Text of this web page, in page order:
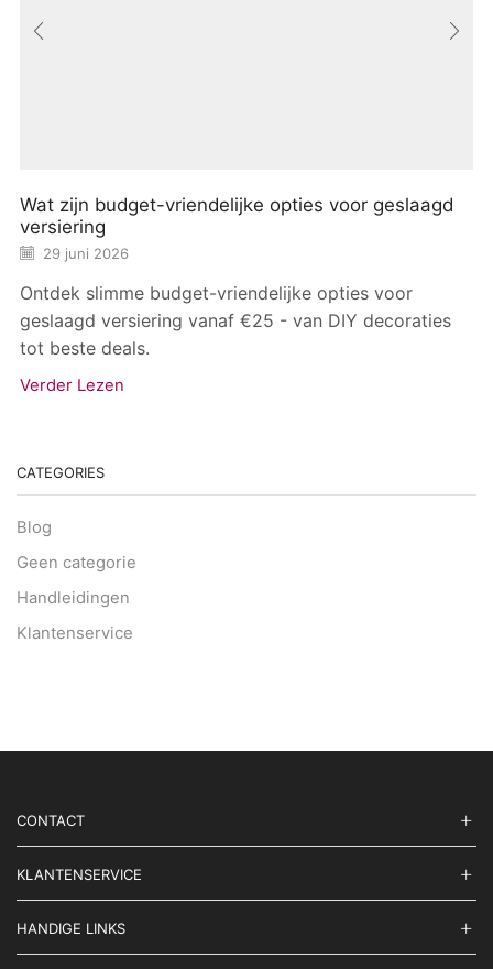
Wat zijn budget-vriendelijke opties voor geslaagd
versiering
29 juni 2026
Ontdek slimme budget-vriendelijke opties voor
geslaagd versiering vanaf €25 - van DIY decoraties
tot beste deals.
Verder Lezen
CATEGORIES
Blog
Geen categorie
Handleidingen
Klantenservice
CONTACT
KLANTENSERVICE
HANDIGE LINKS